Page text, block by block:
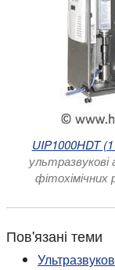
UIP1000HDT
ультразвукові
фітохімічних
Пов'язані теми